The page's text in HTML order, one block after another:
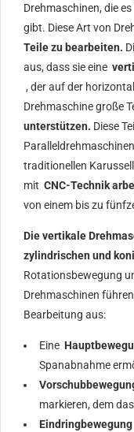
Drehmaschinen, die
gibt. Diese Art von
Teile zu bearbeiten.
aus, dass sie eine
, der auf der
Drehmaschine große
unterstützen. Diese
traditionellen
mit CNC-Technik
von einem bis zu
Die vertikale
zylindrischen und
Rotationsbewegung
Drehmaschinen
Bearbeitung aus:
Eine
Spanabnahme
markieren, dem
Eindringbewegung